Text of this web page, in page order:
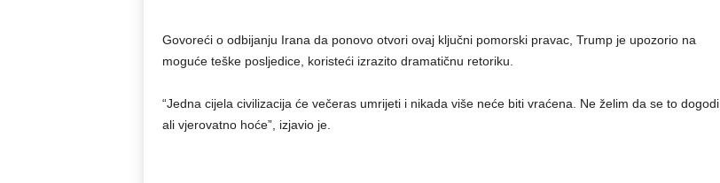
Govoreći o odbijanju Irana da ponovo otvori ovaj ključni pomorski pravac, Trump je upozorio na
moguće teške posljedice, koristeći izrazito dramatičnu retoriku.
“Jedna cijela civilizacija će večeras umrijeti i nikada više neće biti vraćena. Ne želim da se to dogodi,
ali vjerovatno hoće”, izjavio je.